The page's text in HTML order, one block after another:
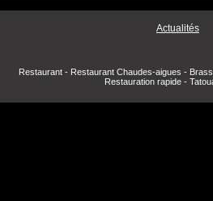
Menu
Actualités
Restaurant - Restaurant Chaudes-aigues -
Restauration rapide -